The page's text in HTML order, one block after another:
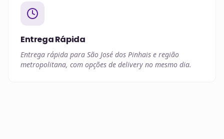
Entrega Rápida
Entrega rápida para São José dos Pinhais e região
metropolitana, com opções de delivery no mesmo dia.